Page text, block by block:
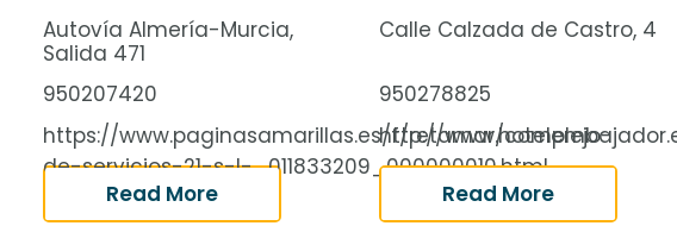
Autovía Almería-Murcia,
Salida 471
950207420
https://www.paginasamarillas.es/f/retamar/complejo-
de-servicios-21-s-l-_011833209_000000010.html
Read More
Calle Calzada de Castro, 4
950278825
http://
Read More